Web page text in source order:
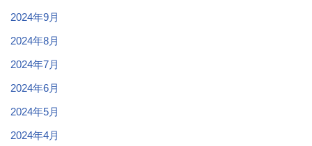
2024年9月
2024年8月
2024年7月
2024年6月
2024年5月
2024年4月